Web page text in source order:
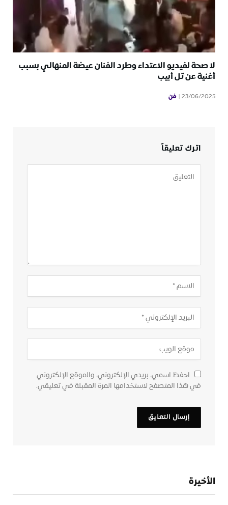
لا صحة لفيديو الاعتداء وطرد الفنان عيضة المنهالي بسبب
أغنية عن تل أبيب
23/06/2025 فن
اترك تعليقاً
احفظ اسمي، بريدي الإلكتروني، والموقع الإلكتروني
في هذا المتصفح لاستخدامها المرة المقبلة في تعليقي.
الأخيرة